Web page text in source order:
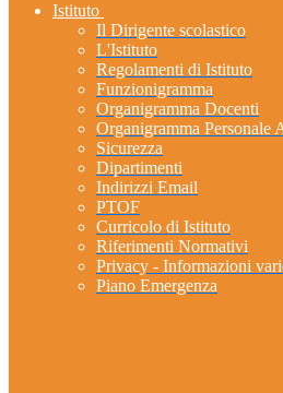
Istituto
Il Dirigente scolastico
L'Istituto
Regolamenti di Istituto
Funzionigramma
Organigramma Docenti
Organigramma Personale
Sicurezza
Dipartimenti
Indirizzi Email
PTOF
Curricolo di Istituto
Riferimenti Normativi
Privacy - Informazioni
Piano Emergenza